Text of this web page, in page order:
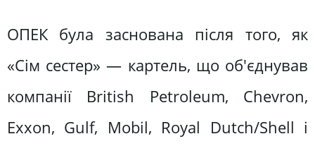
ОПЕК була заснована після того, як
«Сім сестер» — картель, що об'єднував
компанії British Petroleum, Chevron,
Exxon, Gulf, Mobil, Royal Dutch/Shell і